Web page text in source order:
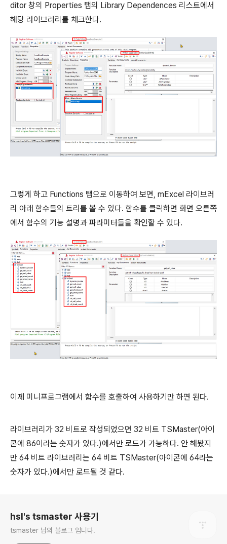
ditor 창의 Properties 탭의 Library Dependences 리스트에서
해당 라이브러리를 체크한다.
그렇게 하고 Functions 탭으로 이동하여 보면, mExcel 라이브러
리 아래 함수들의 트리를 볼 수 있다. 함수를 클릭하면 화면 오른쪽
에서 함수의 기능 설명과 파라미터들을 확인할 수 있다.
이제 미니프로그램에서 함수를 호출하여 사용하기만 하면 된다.
라이브러리가 32 비트로 작성되었으면 32 비트 TSMaster(아이
콘에 86이라는 숫자가 있다.)에서만 로드가 가능하다. 안 해봤지
만 64 비트 라이브러리는 64 비트 TSMaster(아이콘에 64라는
숫자가 있다.)에서만 로드될 것 같다.
hsl's tsmaster 사용기
tsmaster 님의 블로그 입니다.